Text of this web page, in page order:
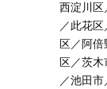
西淀川区
／此花
区／阿
区／茨
／池田